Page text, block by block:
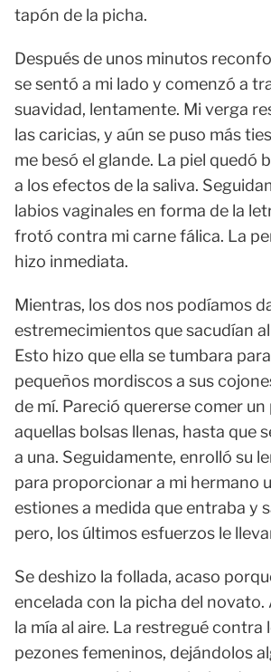
tapón de la picha.
Después de unos minutos
se sentó a mi lado y comenzó a
suavidad, lentamente. Mi verga
las caricias, y aún se puso más
me besó el glande. La piel quedó
a los efectos de la saliva.
labios vaginales en forma de la
frotó contra mi carne fálica. La
hizo inmediata.
Mientras, los dos nos podíamos
estremecimientos que sacudían
Esto hizo que ella se tumbara
pequeños mordiscos a sus
de mí. Pareció quererse comer
aquellas bolsas llenas, hasta que
a una. Seguidamente, enrolló su
para proporcionar a mi hermano
estiones a medida que entraba y
pero, los últimos esfuerzos le
Se deshizo la follada, acaso
encelada con la picha del novato.
la mía al aire. La restregué contra
pezones femeninos, dejándolos